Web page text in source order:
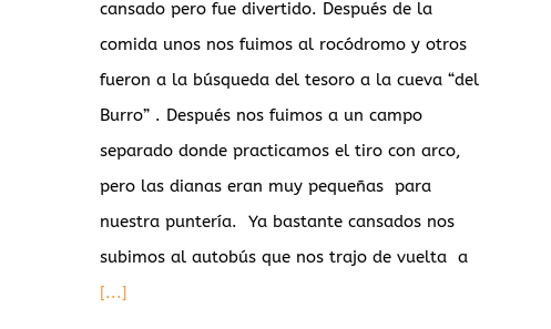
cansado pero fue divertido. Después de la
comida unos nos fuimos al rocódromo y otros
fueron a la búsqueda del tesoro a la cueva “del
Burro” . Después nos fuimos a un campo
separado donde practicamos el tiro con arco,
pero las dianas eran muy pequeñas para
nuestra puntería. Ya bastante cansados nos
subimos al autobús que nos trajo de vuelta a
[...]